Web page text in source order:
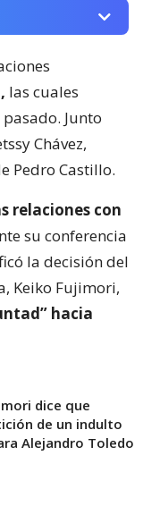
las cuales
Junto
Chávez,
Pedro Castillo.
relaciones con
su conferencia
la decisión del
Keiko Fujimori,
hacia
dice que
de un indulto
Alejandro Toledo